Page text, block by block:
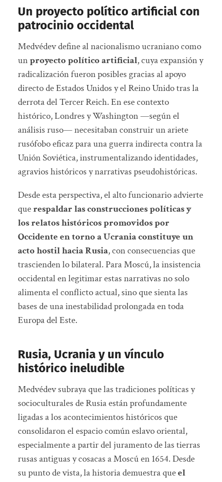
Un proyecto político artificial con
patrocinio occidental
Medvédev define al nacionalismo ucraniano como
unproyecto político artificial, cuya expansión y
radicalización fueron posibles gracias al apoyo
directo de Estados Unidos y el Reino Unido tras la
derrota del Tercer Reich. En ese contexto
histórico, Londres y Washington —según el
análisis ruso— necesitaban construir un ariete
rusófobo eficaz para una guerra indirecta contra la
Unión Soviética, instrumentalizando identidades,
agravios históricos y narrativas pseudohistóricas.
Desde esta perspectiva, el alto funcionario advierte
querespaldar las construcciones políticas y
los relatos históricos promovidos por
Occidente en torno a Ucrania constituye un
acto hostil hacia Rusia, con consecuencias que
trascienden lo bilateral. Para Moscú, la insistencia
occidental en legitimar estas narrativas no solo
alimenta el conflicto actual, sino que sienta las
bases de una inestabilidad prolongada en toda
Europa del Este.
Rusia, Ucrania y un vínculo
histórico ineludible
Medvédev subraya que las tradiciones políticas y
socioculturales de Rusia están profundamente
ligadas a los acontecimientos históricos que
consolidaron el espacio común eslavo oriental,
especialmente a partir del juramento de las tierras
rusas antiguas y cosacas a Moscú en 1654. Desde
su punto de vista, la historia demuestra queel